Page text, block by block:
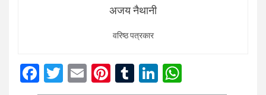
अजय नैथानी
वरिष्ठ पत्रकार
Facebook
Twitter
EmailPinterest
TumblrLinkedIn